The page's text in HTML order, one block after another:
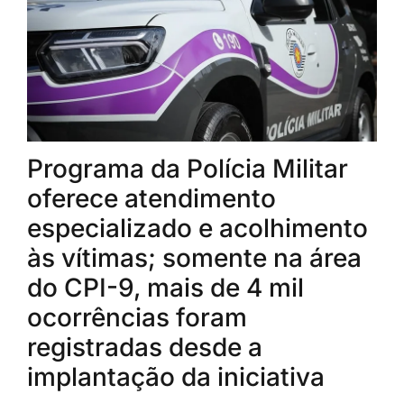
Programa da Polícia Militar
oferece atendimento
especializado e acolhimento
às vítimas; somente na área
do CPI-9, mais de 4 mil
ocorrências foram
registradas desde a
implantação da iniciativa